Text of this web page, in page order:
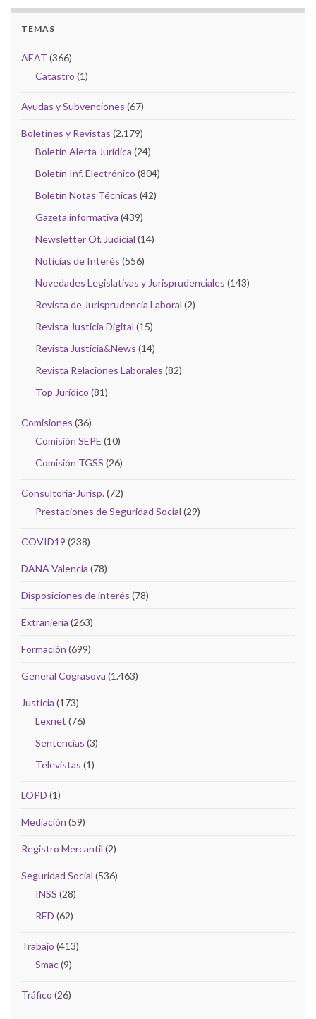
TEMAS
AEAT (366)
Catastro (1)
Ayudas y Subvenciones (67)
Boletines y Revistas (2.179)
Boletín Alerta Jurídica (24)
Boletín Inf. Electrónico (804)
Boletín Notas Técnicas (42)
Gazeta informativa (439)
Newsletter Of. Judicial (14)
Noticias de Interés (556)
Novedades Legislativas y Jurisprudenciales (143)
Revista de Jurisprudencia Laboral (2)
Revista Justicia Digital (15)
Revista Justicia&News (14)
Revista Relaciones Laborales (82)
Top Jurídico (81)
Comisiones (36)
Comisión SEPE (10)
Comisión TGSS (26)
Consultoría-Jurisp.(72)
Prestaciones de Seguridad Social (29)
COVID19 (238)
DANA Valencia (78)
Disposiciones de interés (78)
Extranjería (263)
Formación (699)
General Cograsova (1.463)
Justicia (173)
Lexnet (76)
Sentencias (3)
Televistas (1)
LOPD (1)
Mediación (59)
Registro Mercantil (2)
Seguridad Social (536)
INSS (28)
RED (62)
Trabajo (413)
Smac(9)
Tráfico (26)